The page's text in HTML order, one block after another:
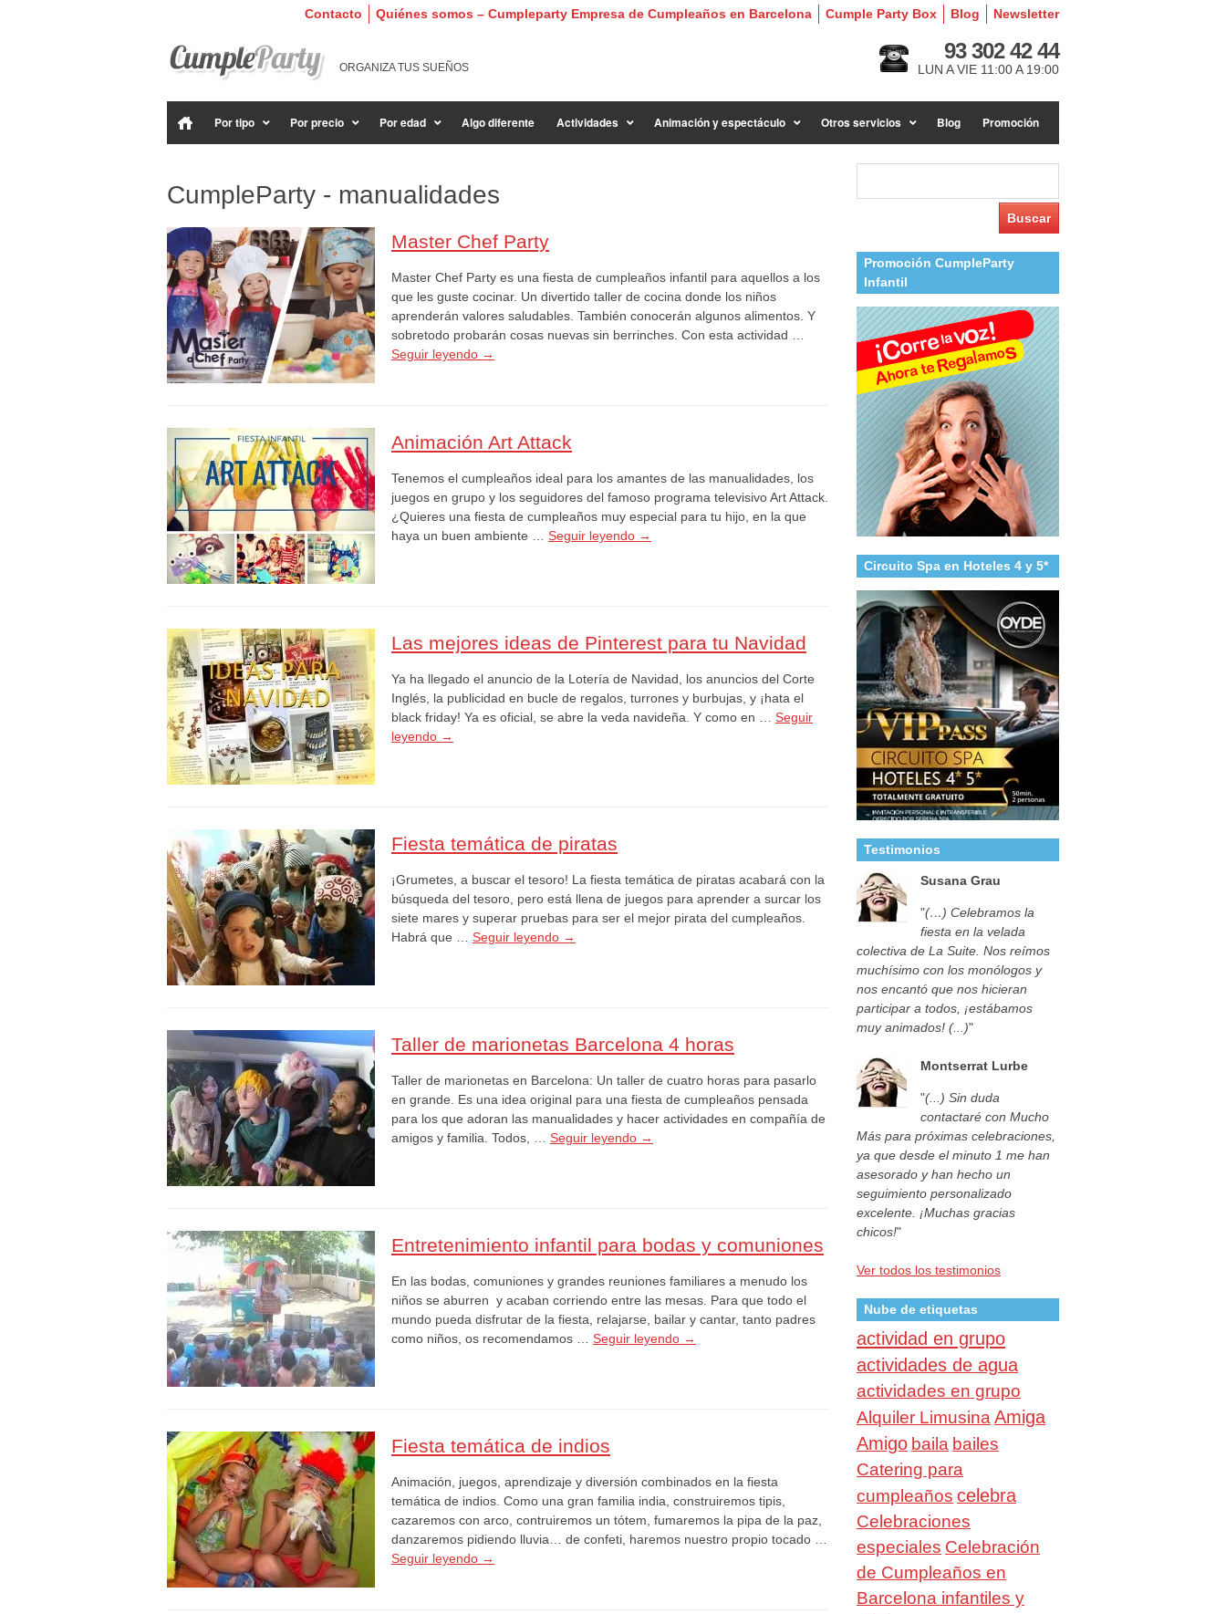
Newsletter
Blog
Cumple Party Box
Quiénes somos – Cumpleparty Empresa de Cumpleaños en Barcelona
Contacto
ORGANIZA TUS SUEÑOS
93 302 42 44
LUN A VIE 11:00 A 19:00
Por tipo Por precio Por edad Algo diferente Actividades Animación y espectáculo Otros servicios Blog Promoción
CumpleParty - manualidades
Master Chef Party
Master Chef Party es una fiesta de cumpleaños infantil para aquellos a los
que les guste cocinar. Un divertido taller de cocina donde los niños
aprenderán valores saludables. También conocerán algunos alimentos. Y
sobretodo probarán cosas nuevas sin berrinches. Con esta actividad …
Seguir leyendo →
Animación Art Attack
Tenemos el cumpleaños ideal para los amantes de las manualidades, los
juegos en grupo y los seguidores del famoso programa televisivo Art Attack.
¿Quieres una fiesta de cumpleaños muy especial para tu hijo, en la que
haya un buen ambiente … Seguir leyendo →
Las mejores ideas de Pinterest para tu Navidad
Ya ha llegado el anuncio de la Lotería de Navidad, los anuncios del Corte
Inglés, la publicidad en bucle de regalos, turrones y burbujas, y ¡hata el
black friday! Ya es oficial, se abre la veda navideña. Y como en … Seguir
leyendo →
Fiesta temática de piratas
¡Grumetes, a buscar el tesoro! La fiesta temática de piratas acabará con la
búsqueda del tesoro, pero está llena de juegos para aprender a surcar los
siete mares y superar pruebas para ser el mejor pirata del cumpleaños.
Habrá que … Seguir leyendo →
Taller de marionetas Barcelona 4 horas
Taller de marionetas en Barcelona: Un taller de cuatro horas para pasarlo
en grande. Es una idea original para una fiesta de cumpleaños pensada
para los que adoran las manualidades y hacer actividades en compañía de
amigos y familia. Todos, … Seguir leyendo →
Entretenimiento infantil para bodas y comuniones
En las bodas, comuniones y grandes reuniones familiares a menudo los
niños se aburren y acaban corriendo entre las mesas. Para que todo el
mundo pueda disfrutar de la fiesta, relajarse, bailar y cantar, tanto padres
como niños, os recomendamos … Seguir leyendo →
Fiesta temática de indios
Animación, juegos, aprendizaje y diversión combinados en la fiesta
temática de indios. Como una gran familia india, construiremos tipis,
cazaremos con arco, contruiremos un tótem, fumaremos la pipa de la paz,
danzaremos pidiendo lluvia… de confeti, haremos nuestro propio tocado …
Seguir leyendo →
Promoción CumpleParty
Infantil
Circuito Spa en Hoteles 4 y 5*
Testimonios
Susana Grau
"(…) Celebramos la
fiesta en la velada
colectiva de La Suite. Nos reímos
muchísimo con los monólogos y
nos encantó que nos hicieran
participar a todos, ¡estábamos
muy animados! (...)"
Montserrat Lurbe
"(...) Sin duda
contactaré con Mucho
Más para próximas celebraciones,
ya que desde el minuto 1 me han
asesorado y han hecho un
seguimiento personalizado
excelente. ¡Muchas gracias
chicos!"
Ver todos los testimonios
Nube de etiquetas
actividad en grupo
actividades de agua
actividades en grupo
Alquiler Limusina Amiga
Amigo baila bailes
Catering para
cumpleaños celebra
Celebraciones
especiales Celebración
de Cumpleaños en
Barcelona infantiles y